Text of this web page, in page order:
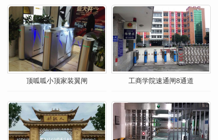
顶呱呱小顶家装翼闸 工商学院速通闸8通道